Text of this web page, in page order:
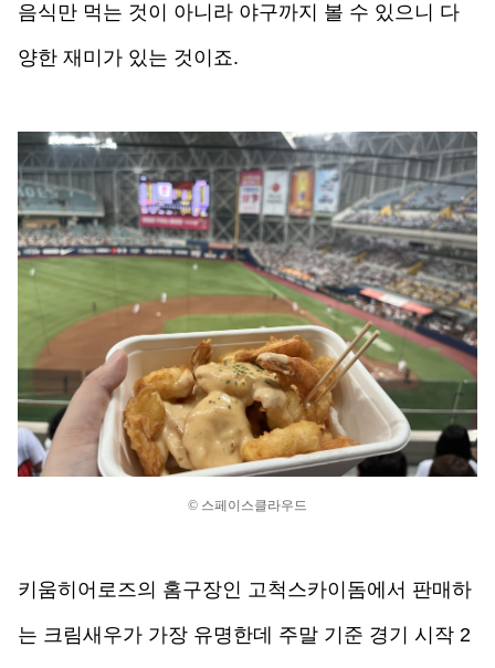
음식만 먹는 것이 아니라 야구까지 볼 수 있으니 다
양한 재미가 있는 것이죠.
© 스페이스클라우드
키움히어로즈의 홈구장인 고척스카이돔에서 판매하
는 크림새우가 가장 유명한데 주말 기준 경기 시작 2